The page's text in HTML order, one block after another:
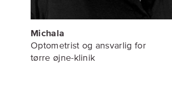
Michala
Optometrist og ansvarlig for
tørre øjne-klinik